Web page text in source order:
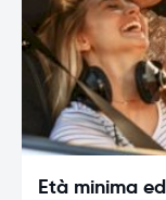
Età minima